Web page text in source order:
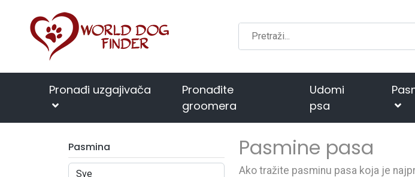
Pronađi uzgajivača
Pronađite
groomera
Udomi
psa
Pasmina Pasmine pasa
Ako tražite pasminu pasa koja je